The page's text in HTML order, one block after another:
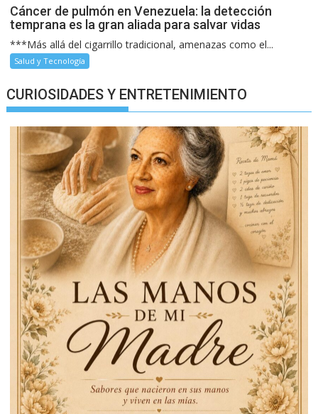
Cáncer de pulmón en Venezuela: la detección
temprana es la gran aliada para salvar vidas
***Más allá del cigarrillo tradicional, amenazas como el...
Salud y Tecnología
CURIOSIDADES Y ENTRETENIMIENTO